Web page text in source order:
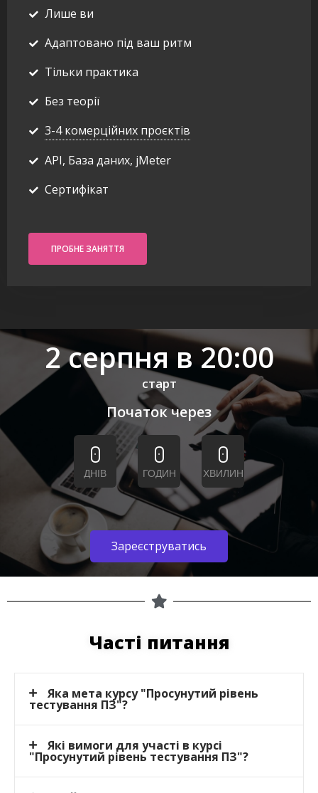
Лише ви
Адаптовано під ваш ритм
Тільки практика
Без теорії
3-4 комерційних проєктів
API, База даних, jMeter
Сертифікат
ПРОБНЕ ЗАНЯТТЯ
2 серпня в 20:00
старт
Початок через
0
ДНІВ
0
ГОДИН
0
ХВИЛИН
Зареєструватись
Часті питання
Яка мета курсу "Просунутий рівень
тестування ПЗ"?
Які вимоги для участі в курсі
"Просунутий рівень тестування ПЗ"?